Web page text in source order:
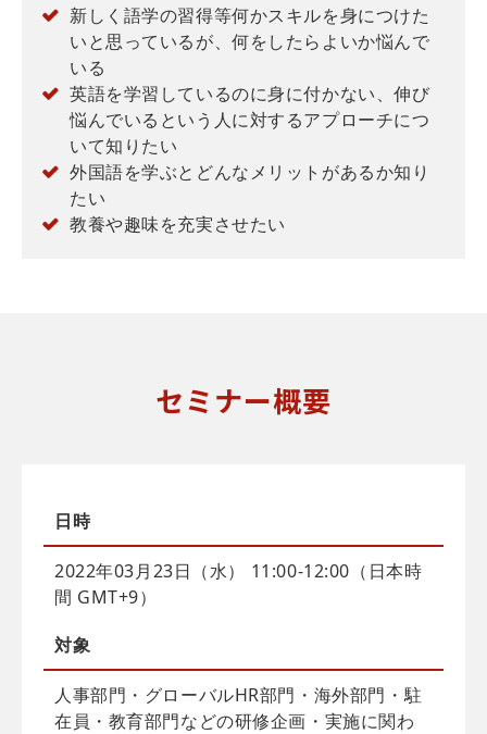
新しく語学の習得等何かスキルを身につけた
いと思っているが、何をしたらよいか悩んで
いる
英語を学習しているのに身に付かない、伸び
悩んでいるという人に対するアプローチにつ
いて知りたい
外国語を学ぶとどんなメリットがあるか知り
たい
教養や趣味を充実させたい
セミナー概要
日時
2022年03月23日（水） 11:00-12:00（日本時
間 GMT+9）
対象
人事部門・グローバルHR部門・海外部門・駐
在員・教育部門などの研修企画・実施に関わ